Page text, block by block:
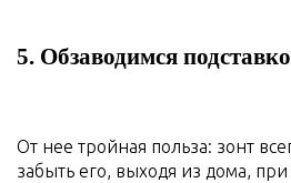
5. Обзаводимся
От нее тройная польза: зонт
забыть его, выходя из дома,